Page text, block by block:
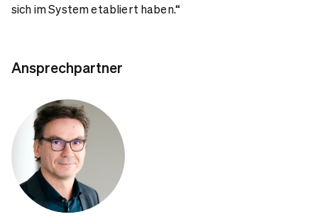
sich im System etabliert haben.“
Ansprechpartner